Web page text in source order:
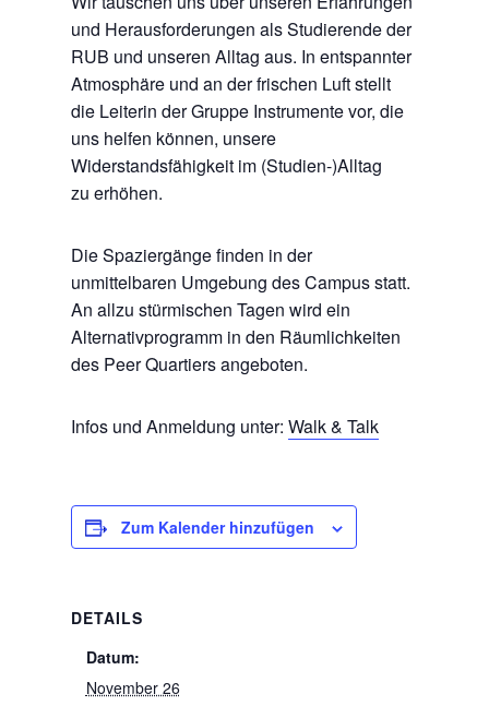
und Herausforderungen als Studierende der
RUB und unseren Alltag aus. In entspannter
Atmosphäre und an der frischen Luft stellt
die Leiterin der Gruppe Instrumente vor, die
uns helfen können, unsere
Widerstandsfähigkeit im (Studien-)Alltag
zu erhöhen.
Die Spaziergänge finden in der
unmittelbaren Umgebung des Campus statt.
An allzu stürmischen Tagen wird ein
Alternativprogramm in den Räumlichkeiten
des Peer Quartiers angeboten.
Infos und Anmeldung unter: Walk & Talk
Zum Kalender hinzufügen
DETAILS
Datum:
November 26